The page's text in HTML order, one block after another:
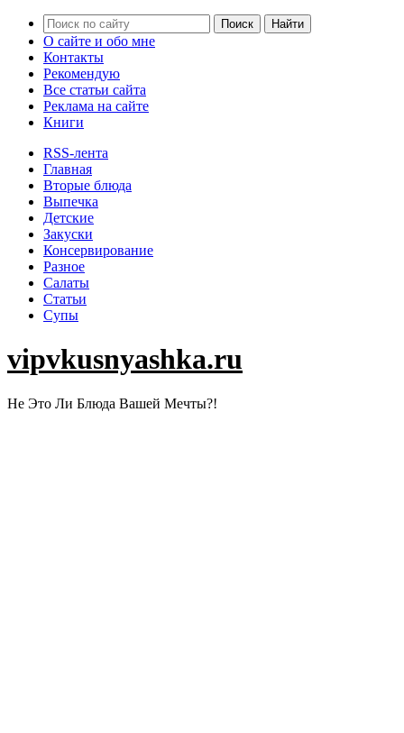
О сайте и обо мне
Контакты
Рекомендую
Все статьи сайта
Реклама на сайте
Книги
RSS-лента
Главная
Вторые блюда
Выпечка
Детские
Закуски
Консервирование
Разное
Салаты
Статьи
Супы
vipvkusnyashka.ru
Не Это Ли Блюда Вашей Мечты?!